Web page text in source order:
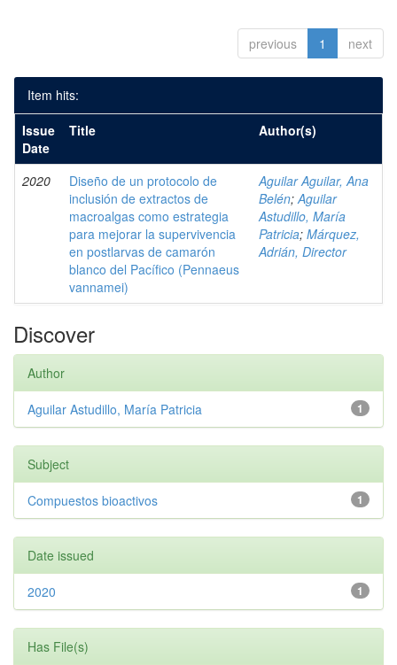
previous 1 next
Item hits:
Issue
Date
Title Author(s)
2020
Diseño de un protocolo de
inclusión de extractos de
macroalgas como estrategia
para mejorar la supervivencia
en postlarvas de camarón
blanco del Pacífico (Pennaeus
vannamei)
Aguilar Aguilar, Ana
Belén;Aguilar
Astudillo, María
Patricia; Márquez,
Adrián, Director
Discover
Author
1
Aguilar Astudillo, María Patricia
Subject
1
Compuestos bioactivos
Date issued
1
2020
Has File(s)